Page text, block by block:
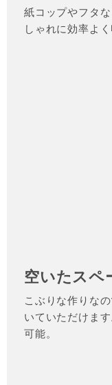
紙コップやフタ
しゃれに効率よ
空いたスペ
こぶりな作りな
いていただけま
可能。